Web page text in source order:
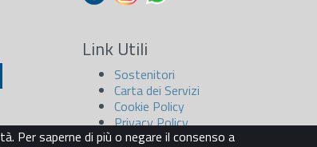
Link Utili
Sostenitori
Carta dei Servizi
Cookie Policy
Privacy Policy
Per saperne di più o negare il consenso a